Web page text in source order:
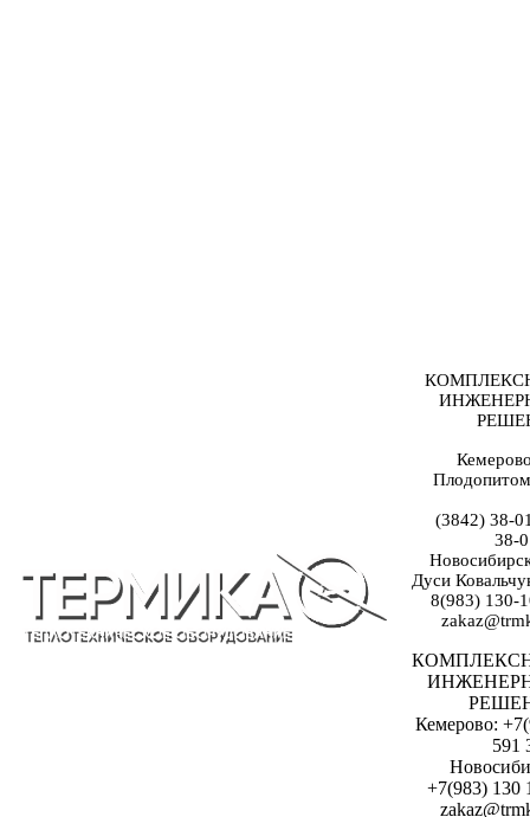
(3842) 38-
38-
Дуси
8(983) 130-
Кемерово:
591
+7(983) 130